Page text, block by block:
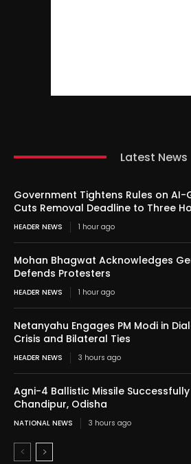
Latest News
Government Tightens Rules on
Cuts Removal Deadline to Three
HEADER NEWS 1 hour ago
Mohan Bhagwat Acknowledges
Defends Protesters
HEADER NEWS 1 hour ago
Netanyahu Engages PM Modi in
Crisis and Bilateral Ties
HEADER NEWS 3 hours ago
Agni-4 Ballistic Missile
Chandipur, Odisha
NATIONAL NEWS 3 hours ago